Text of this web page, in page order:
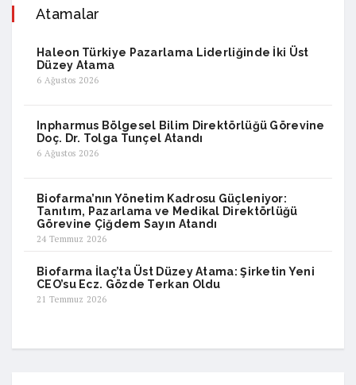
Atamalar
Haleon Türkiye Pazarlama Liderliğinde İki Üst
Düzey Atama
6 Ağustos 2026
Inpharmus Bölgesel Bilim Direktörlüğü Görevine
Doç. Dr. Tolga Tunçel Atandı
6 Ağustos 2026
Biofarma’nın Yönetim Kadrosu Güçleniyor:
Tanıtım, Pazarlama ve Medikal Direktörlüğü
Görevine Çiğdem Sayın Atandı
24 Temmuz 2026
Biofarma İlaç’ta Üst Düzey Atama: Şirketin Yeni
CEO’su Ecz. Gözde Terkan Oldu
21 Temmuz 2026